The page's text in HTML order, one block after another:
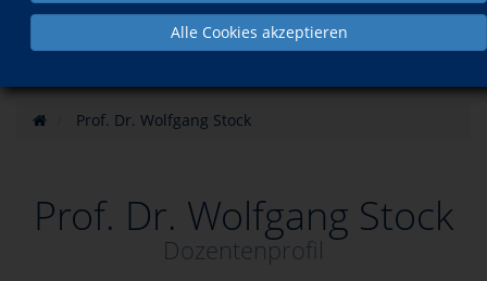
Alle Cookies akzeptieren
Prof. Dr. Wolfgang Stock
Prof. Dr. Wolfgang Stock
Dozentenprofil